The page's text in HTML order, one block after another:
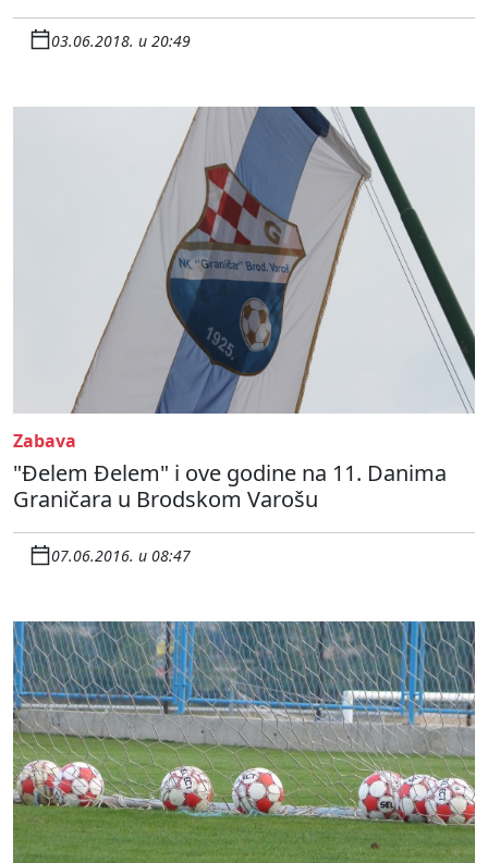
03.06.2018. u 20:49
Zabava
"Đelem Đelem" i ove godine na 11. Danima
Graničara u Brodskom Varošu
07.06.2016. u 08:47